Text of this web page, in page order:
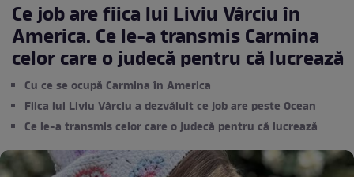
Ce job are fiica lui Liviu Vârciu în
America. Ce le-a transmis Carmina
celor care o judecă pentru că lucrează
Cu ce se ocupă Carmina în America
Fiica lui Liviu Vârciu a dezvăluit ce job are peste Ocean
Ce le-a transmis celor care o judecă pentru că lucrează